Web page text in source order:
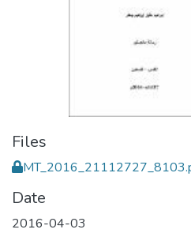
Files
Date
2016-04-03